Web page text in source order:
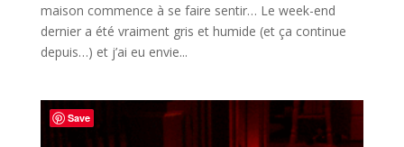
maison commence à se faire sentir… Le week-end
dernier a été vraiment gris et humide (et ça continue
depuis…) et j’ai eu envie...
Save